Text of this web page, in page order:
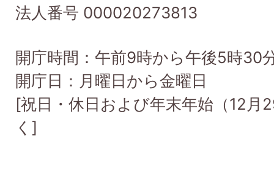
法人番号 000020273813
開庁時間：午前9時から午後5時30
開庁日：月曜日から金曜日
[祝日・休日および年末年始（12月
く]